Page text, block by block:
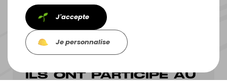
ILS ONT PARTICIPÉ AU
J'accepte
Je personnalise